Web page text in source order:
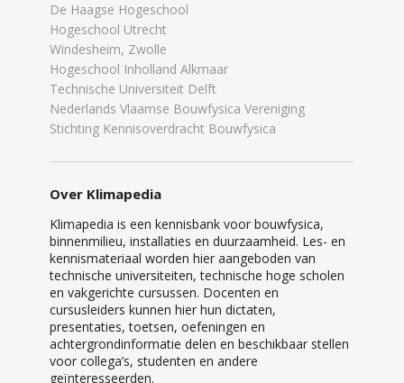
De Haagse Hogeschool
Hogeschool Utrecht
Windesheim, Zwolle
Hogeschool Inholland Alkmaar
Technische Universiteit Delft
Nederlands Vlaamse Bouwfysica Vereniging
Stichting Kennisoverdracht Bouwfysica
Over Klimapedia
Klimapedia is een kennisbank voor bouwfysica,
binnenmilieu, installaties en duurzaamheid. Les- en
kennismateriaal worden hier aangeboden van
technische universiteiten, technische hoge scholen
en vakgerichte cursussen. Docenten en
cursusleiders kunnen hier hun dictaten,
presentaties, toetsen, oefeningen en
achtergrondinformatie delen en beschikbaar stellen
voor collega’s, studenten en andere
geïnteresseerden.